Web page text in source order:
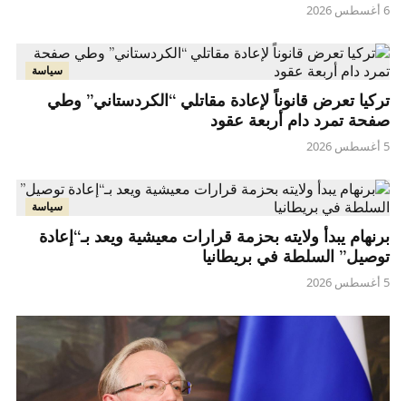
6 أغسطس 2026
سياسة
تركيا تعرض قانوناً لإعادة مقاتلي “الكردستاني” وطي
صفحة تمرد دام أربعة عقود
5 أغسطس 2026
سياسة
برنهام يبدأ ولايته بحزمة قرارات معيشية ويعد بـ“إعادة
توصيل” السلطة في بريطانيا
5 أغسطس 2026